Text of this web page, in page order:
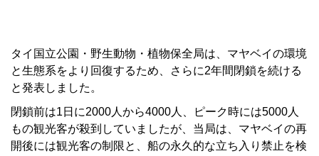
タイ国立公園・野生動物・植物保全局は、マヤベイの環境
と生態系をより回復するため、さらに2年間閉鎖を続ける
と発表しました。
閉鎖前は1日に2000人から4000人、ピーク時には5000人
もの観光客が殺到していましたが、当局は、マヤベイの再
開後には観光客の制限と、船の永久的な立ち入り禁止を検